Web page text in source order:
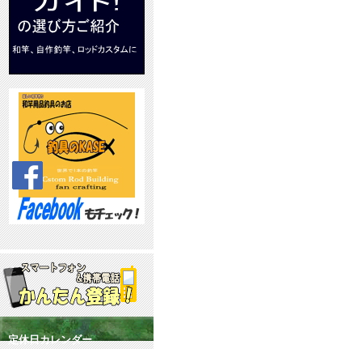
定休日カレンダー